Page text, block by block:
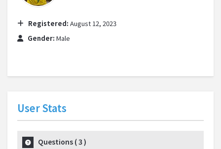
Registered: August 12, 2023
Gender: Male
User Stats
Questions (3)